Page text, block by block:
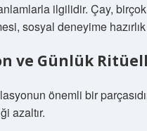
ilgilidir. Çay,
sosyal deneyime
ve Günlük
önemli bir
azaltır.